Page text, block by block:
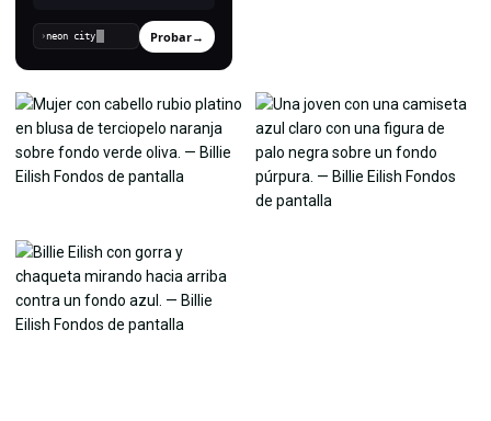
› Probar →